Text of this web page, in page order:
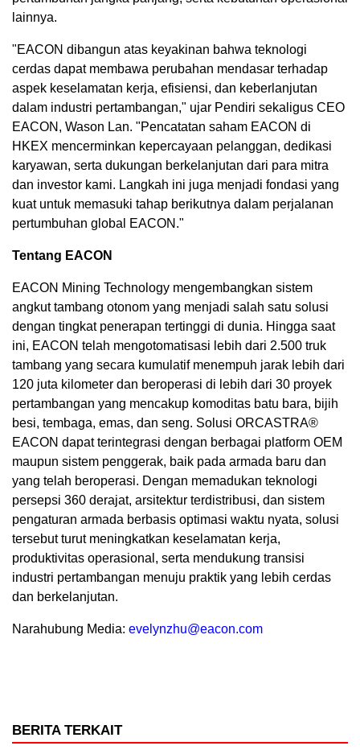
lainnya.
"EACON dibangun atas keyakinan bahwa teknologi
cerdas dapat membawa perubahan mendasar terhadap
aspek keselamatan kerja, efisiensi, dan keberlanjutan
dalam industri pertambangan," ujar Pendiri sekaligus CEO
EACON, Wason Lan. "Pencatatan saham EACON di
HKEX mencerminkan kepercayaan pelanggan, dedikasi
karyawan, serta dukungan berkelanjutan dari para mitra
dan investor kami. Langkah ini juga menjadi fondasi yang
kuat untuk memasuki tahap berikutnya dalam perjalanan
pertumbuhan global EACON."
Tentang EACON
EACON Mining Technology mengembangkan sistem
angkut tambang otonom yang menjadi salah satu solusi
dengan tingkat penerapan tertinggi di dunia. Hingga saat
ini, EACON telah mengotomatisasi lebih dari 2.500 truk
tambang yang secara kumulatif menempuh jarak lebih dari
120 juta kilometer dan beroperasi di lebih dari 30 proyek
pertambangan yang mencakup komoditas batu bara, bijih
besi, tembaga, emas, dan seng. Solusi ORCASTRA®
EACON dapat terintegrasi dengan berbagai platform OEM
maupun sistem penggerak, baik pada armada baru dan
yang telah beroperasi. Dengan memadukan teknologi
persepsi 360 derajat, arsitektur terdistribusi, dan sistem
pengaturan armada berbasis optimasi waktu nyata, solusi
tersebut turut meningkatkan keselamatan kerja,
produktivitas operasional, serta mendukung transisi
industri pertambangan menuju praktik yang lebih cerdas
dan berkelanjutan.
Narahubung Media: evelynzhu@eacon.com
BERITA TERKAIT